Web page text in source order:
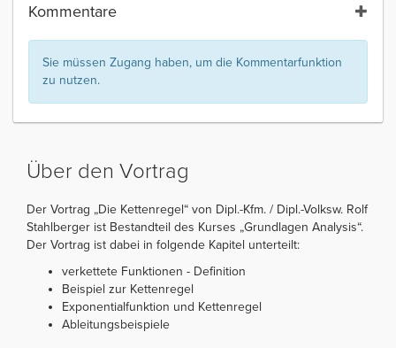
Kommentare
Sie müssen Zugang haben, um die Kommentarfunktion
zu nutzen.
Über den Vortrag
Der Vortrag „Die Kettenregel“ von Dipl.-Kfm. / Dipl.-Volksw. Rolf
Stahlberger ist Bestandteil des Kurses „Grundlagen Analysis“.
Der Vortrag ist dabei in folgende Kapitel unterteilt:
verkettete Funktionen - Definition
Beispiel zur Kettenregel
Exponentialfunktion und Kettenregel
Ableitungsbeispiele